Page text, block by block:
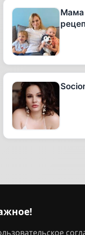
Мама